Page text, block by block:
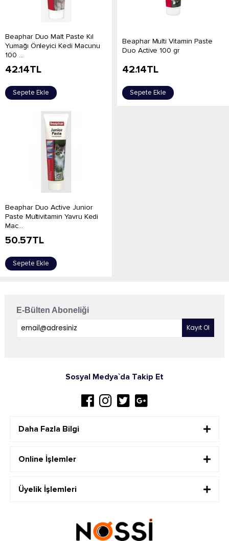
Beaphar Duo Malt Paste Kıl
Yumağı Önleyici Kedi Macunu
100 ...
42.14TL
Sepete Ekle
Beaphar Multi Vitamin Paste
Duo Active 100 gr
42.14TL
Sepete Ekle
Beaphar Duo Active Junior
Paste Multivitamin Yavru Kedi
Mac...
50.57TL
Sepete Ekle
E-Bülten Aboneliği
Sosyal Medya`da Takip Et
Daha Fazla Bilgi
Online İşlemler
Üyelik İşlemleri